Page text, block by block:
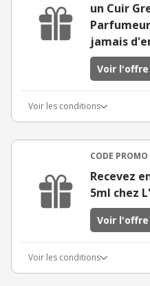
un Cuir
jamais
Voir l'offre
Voir les conditions
CODE PROMO
Recevez
5ml chez
Voir l'offre
Voir les conditions